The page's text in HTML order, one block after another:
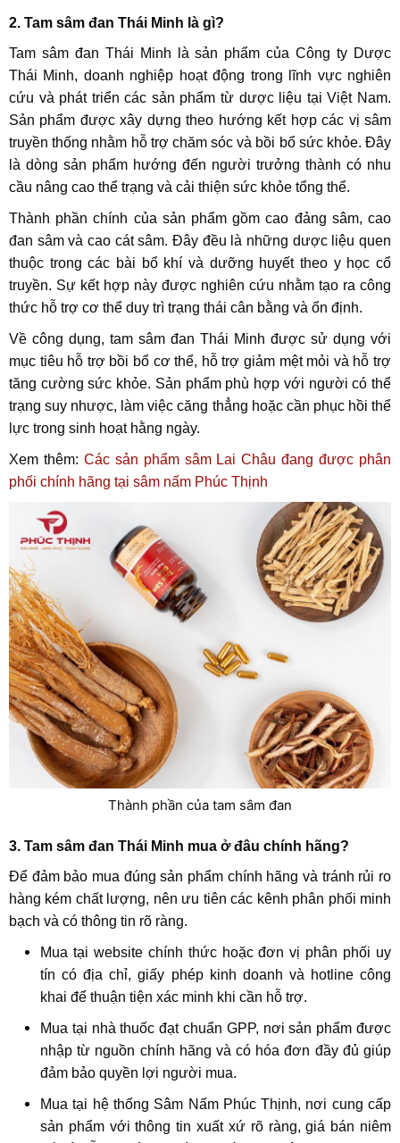
2. Tam sâm đan Thái Minh là gì?
Tam sâm đan Thái Minh là sản phẩm của Công ty Dược
Thái Minh, doanh nghiệp hoạt động trong lĩnh vực nghiên
cứu và phát triển các sản phẩm từ dược liệu tại Việt Nam.
Sản phẩm được xây dựng theo hướng kết hợp các vị sâm
truyền thống nhằm hỗ trợ chăm sóc và bồi bổ sức khỏe. Đây
là dòng sản phẩm hướng đến người trưởng thành có nhu
cầu nâng cao thể trạng và cải thiện sức khỏe tổng thể.
Thành phần chính của sản phẩm gồm cao đảng sâm, cao
đan sâm và cao cát sâm. Đây đều là những dược liệu quen
thuộc trong các bài bổ khí và dưỡng huyết theo y học cổ
truyền. Sự kết hợp này được nghiên cứu nhằm tạo ra công
thức hỗ trợ cơ thể duy trì trạng thái cân bằng và ổn định.
Về công dụng, tam sâm đan Thái Minh được sử dụng với
mục tiêu hỗ trợ bồi bổ cơ thể, hỗ trợ giảm mệt mỏi và hỗ trợ
tăng cường sức khỏe. Sản phẩm phù hợp với người có thể
trạng suy nhược, làm việc căng thẳng hoặc cần phục hồi thể
lực trong sinh hoạt hằng ngày.
Xem thêm: Các sản phẩm sâm Lai Châu đang được phân
phối chính hãng tại sâm nấm Phúc Thịnh
Thành phần của tam sâm đan
3. Tam sâm đan Thái Minh mua ở đâu chính hãng?
Để đảm bảo mua đúng sản phẩm chính hãng và tránh rủi ro
hàng kém chất lượng, nên ưu tiên các kênh phân phối minh
bạch và có thông tin rõ ràng.
Mua tại website chính thức hoặc đơn vị phân phối uy
tín có địa chỉ, giấy phép kinh doanh và hotline công
khai để thuận tiện xác minh khi cần hỗ trợ.
Mua tại nhà thuốc đạt chuẩn GPP, nơi sản phẩm được
nhập từ nguồn chính hãng và có hóa đơn đầy đủ giúp
đảm bảo quyền lợi người mua.
Mua tại hệ thống Sâm Nấm Phúc Thịnh, nơi cung cấp
sản phẩm với thông tin xuất xứ rõ ràng, giá bán niêm